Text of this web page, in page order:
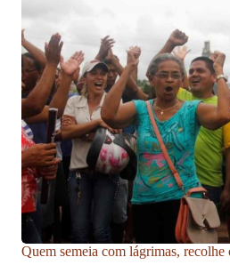
Quem semeia com lágrimas, recolhe